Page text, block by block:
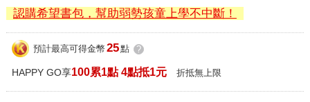
認購希望書包，幫助弱勢孩童上學不中斷！
預計最高可得金幣 25點 ?
HAPPY GO享100累1點 4點抵1元 折抵無上限